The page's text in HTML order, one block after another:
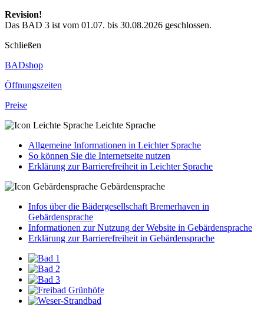
Revision!
Das BAD 3 ist vom 01.07. bis 30.08.2026 geschlossen.
Schließen
BADshop
Öffnungs­zeiten
Preise
Leichte Sprache
Allgemeine Informationen in Leichter Sprache
So können Sie die Internetseite nutzen
Erklärung zur Barrierefreiheit in Leichter Sprache
Gebärdensprache
Infos über die Bädergesellschaft Bremerhaven in
Gebärdensprache
Informationen zur Nutzung der Website in Gebärdensprache
Erklärung zur Barrierefreiheit in Gebärdensprache